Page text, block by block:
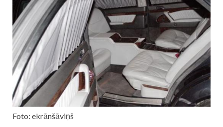
Foto: ekrānšāviņš